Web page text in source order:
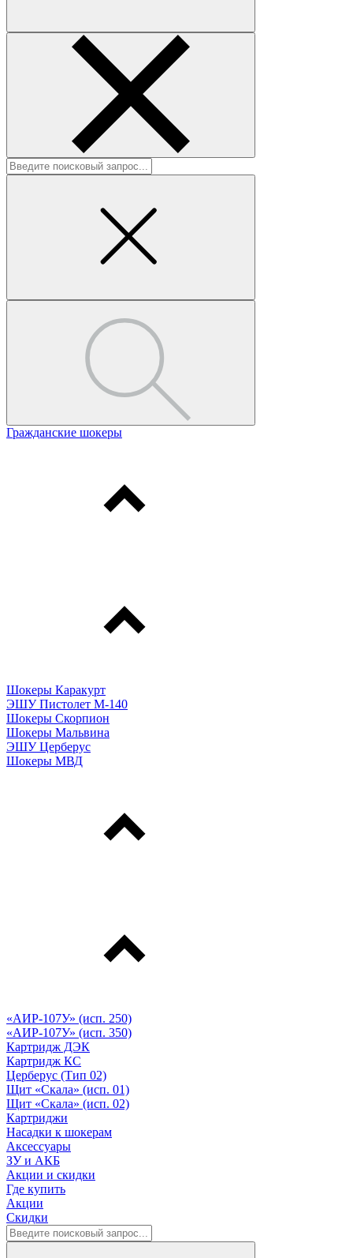
Гражданские шокеры
Шокеры Каракурт
ЭШУ Пистолет М-140
Шокеры Скорпион
Шокеры Мальвина
ЭШУ Церберус
Шокеры МВД
«АИР-107У» (исп. 250)
«АИР-107У» (исп. 350)
Картридж ДЭК
Картридж КС
Церберус (Тип 02)
Щит «Скала» (исп. 01)
Щит «Скала» (исп. 02)
Картриджи
Насадки к шокерам
Аксессуары
ЗУ и АКБ
Акции и скидки
Где купить
Акции
Скидки